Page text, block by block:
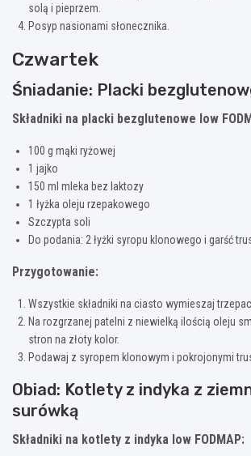
solą i pieprzem.
Posyp nasionami słonecznika.
Czwartek
Śniadanie: Placki
Składniki na placki bezglutenowe low
100 g mąki ryżowej
1 jajko
150 ml mleka bez laktozy
1 łyżka oleju rzepakowego
Szczypta soli
Do podania: 2 łyżki syropu klonowego i garść
Przygotowanie:
Wszystkie składniki na ciasto wymieszaj
Na rozgrzanej patelni z niewielką ilością oleju
stron na złoty kolor.
Podawaj z syropem klonowym i pokrojonymi
Obiad: Kotlety z indyka z
surówką
Składniki na kotlety z indyka low FODMAP: